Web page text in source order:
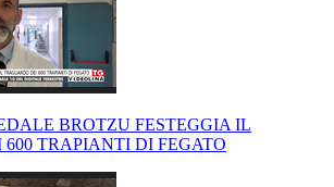
BROTZU FESTEGGIA IL
TRAPIANTI DI FEGATO